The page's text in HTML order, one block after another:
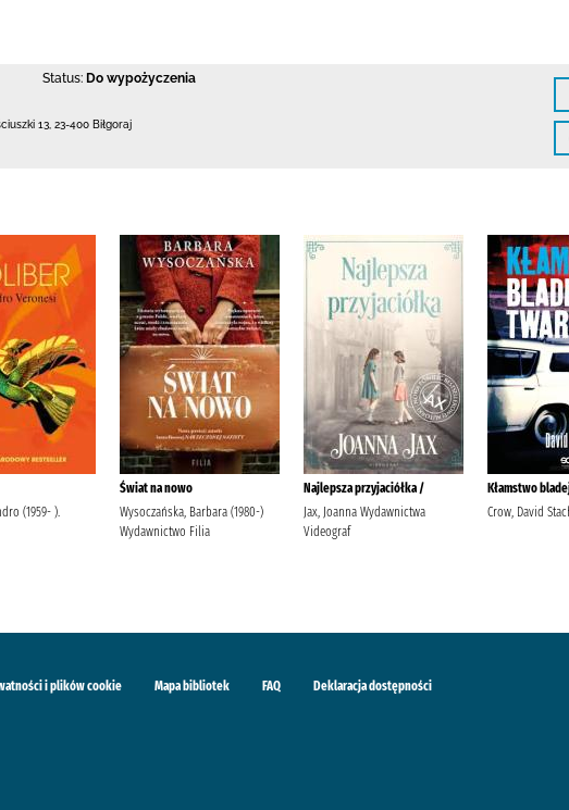
Status: Do wypożyczenia
13 23-400 Biłgoraj
(1959- ).
Świat na nowo
Wysoczańska, Barbara (1980-)
Wydawnictwo Filia
Najlepsza przyjaciółka /
Jax, Joanna Wydawnictwa
Videograf
Kłamstwo
Crow, David
i plików cookie Mapa bibliotek FAQ Deklaracja dostępności